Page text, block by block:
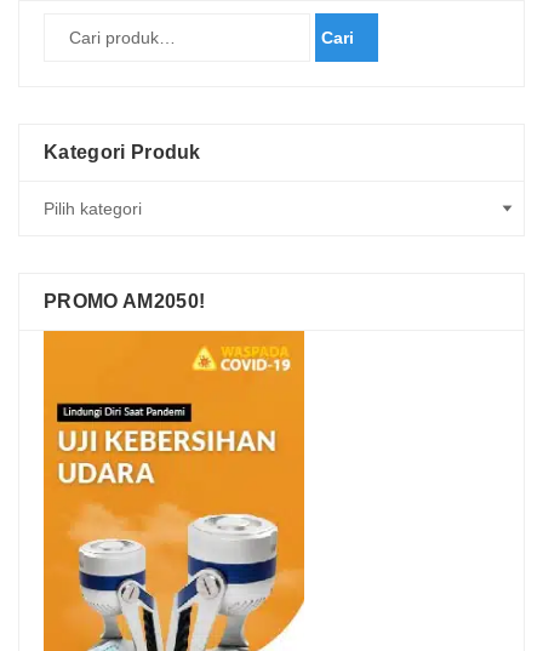
Cari
Kategori Produk
PROMO AM2050!